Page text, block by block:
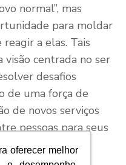
oferecer melhor
normal”, mas
para moldar
a elas. Tais
centrada no ser
desafios
de uma força de
de novos serviços
pessoas para seus